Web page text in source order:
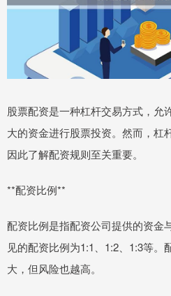
股票配资是一种杠杆交易方式，允
大的资金进行股票投资。然而，杠
因此了解配资规则至关重要。
**配资比例**
配资比例是指配资公司提供的资金
见的配资比例为1:1、1:2、1:3等。
大，但风险也越高。